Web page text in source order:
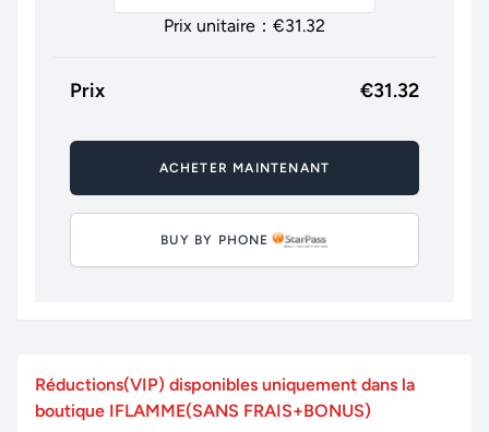
Prix unitaire：€31.32
Prix €31.32
ACHETER MAINTENANT
BUY BY PHONE
Réductions(VIP) disponibles uniquement dans la
boutique IFLAMME(SANS FRAIS+BONUS)